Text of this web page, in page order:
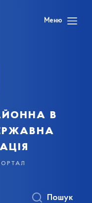
Меню
в
Пошук